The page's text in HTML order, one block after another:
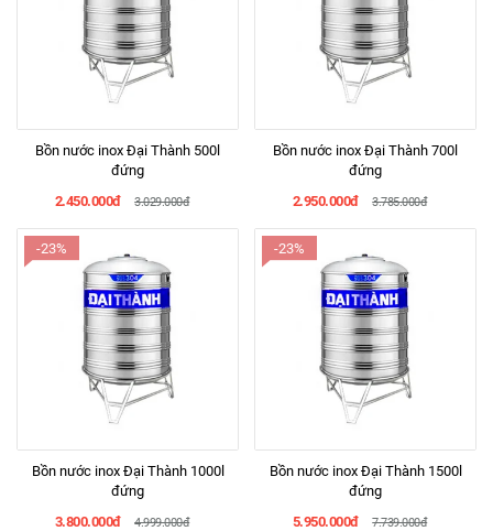
Bồn nước inox Đại Thành 500l
đứng
2.450.000đ
3.029.000đ
Bồn nước inox Đại Thành 700l
đứng
2.950.000đ
3.785.000đ
-23%
Bồn nước inox Đại Thành 1000l
đứng
3.800.000đ
4.999.000đ
-23%
Bồn nước inox Đại Thành 1500l
đứng
5.950.000đ
7.739.000đ